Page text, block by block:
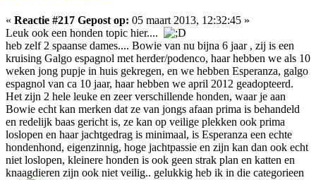
« Reactie #217 Gepost op: 05 maart 2013, 12:32:45 »
Leuk ook een honden topic hier....
heb zelf 2 spaanse dames.... Bowie van nu bijna 6 jaar , zij is een
kruising Galgo espagnol met herder/podenco, haar hebben we als 10
weken jong pupje in huis gekregen, en we hebben Esperanza, galgo
espagnol van ca 10 jaar, haar hebben we april 2012 geadopteerd.
Het zijn 2 hele leuke en zeer verschillende honden, waar je aan
Bowie echt kan merken dat ze van jongs afaan prima is behandeld
en redelijk baas gericht is, ze kan op veilige plekken ook prima
loslopen en haar jachtgedrag is minimaal, is Esperanza een echte
hondenhond, eigenzinnig, hoge jachtpassie en zijn kan dan ook echt
niet loslopen, kleinere honden is ook geen strak plan en katten en
knaagdieren zijn ook niet veilig.. gelukkig heb ik in die categorieen